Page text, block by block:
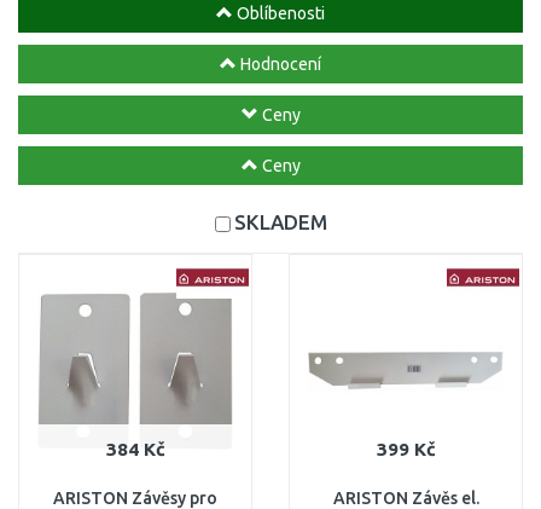
Oblíbenosti
Hodnocení
Ceny
Ceny
SKLADEM
384 Kč
ARISTON Závěsy pro
399 Kč
ARISTON Závěs el.